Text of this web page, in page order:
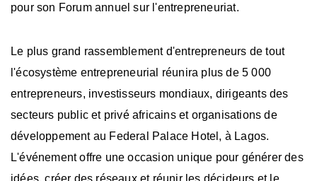
pour son Forum annuel sur l'entrepreneuriat.
Le plus grand rassemblement d'entrepreneurs de tout
l'écosystème entrepreneurial réunira plus de 5 000
entrepreneurs, investisseurs mondiaux, dirigeants des
secteurs public et privé africains et organisations de
développement au Federal Palace Hotel, à Lagos.
L'événement offre une occasion unique pour générer des
idées, créer des réseaux et réunir les décideurs et le